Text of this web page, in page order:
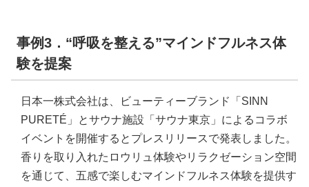
事例3．“呼吸を整える”マインドフルネス体
験を提案
日本一株式会社は、ビューティーブランド「SINN
PURETÉ」とサウナ施設「サウナ東京」によるコラボ
イベントを開催するとプレスリリースで発表しました。
香りを取り入れたロウリュ体験やリラクゼーション空間
を通じて、五感で楽しむマインドフルネス体験を提供す